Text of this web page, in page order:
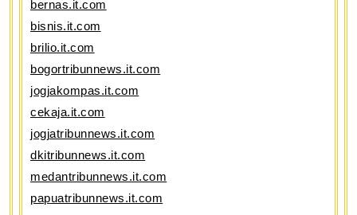
bernas.it.com
bisnis.it.com
brilio.it.com
bogortribunnews.it.com
jogjakompas.it.com
cekaja.it.com
jogjatribunnews.it.com
dkitribunnews.it.com
medantribunnews.it.com
papuatribunnews.it.com